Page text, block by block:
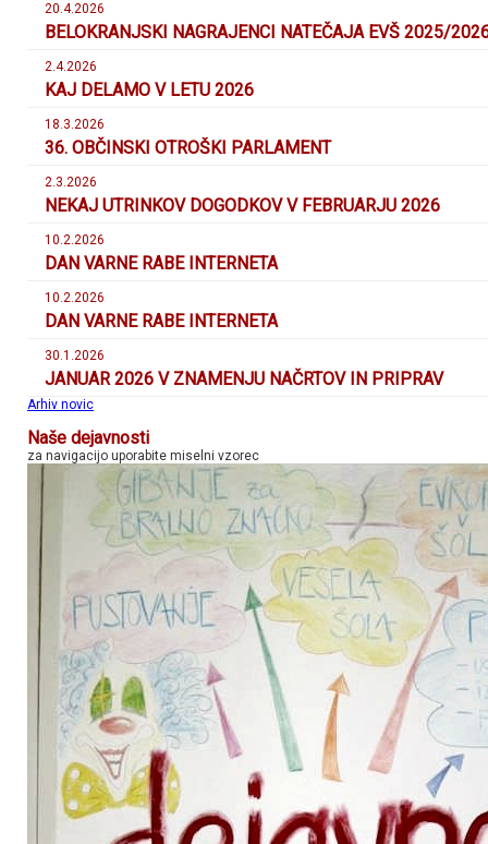
20.4.2026
BELOKRANJSKI NAGRAJENCI NATEČAJA EVŠ 2025/
2.4.2026
KAJ DELAMO V LETU 2026
18.3.2026
36. OBČINSKI OTROŠKI PARLAMENT
2.3.2026
NEKAJ UTRINKOV DOGODKOV V FEBRUARJU 2026
10.2.2026
DAN VARNE RABE INTERNETA
10.2.2026
DAN VARNE RABE INTERNETA
30.1.2026
JANUAR 2026 V ZNAMENJU NAČRTOV IN PRIPRAV
Arhiv novic
Naše dejavnosti
za navigacijo uporabite miselni vzorec